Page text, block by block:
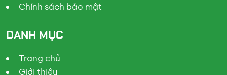
Chính sách bảo mật
DANH MỤC
Trang chủ
Giới thiệu